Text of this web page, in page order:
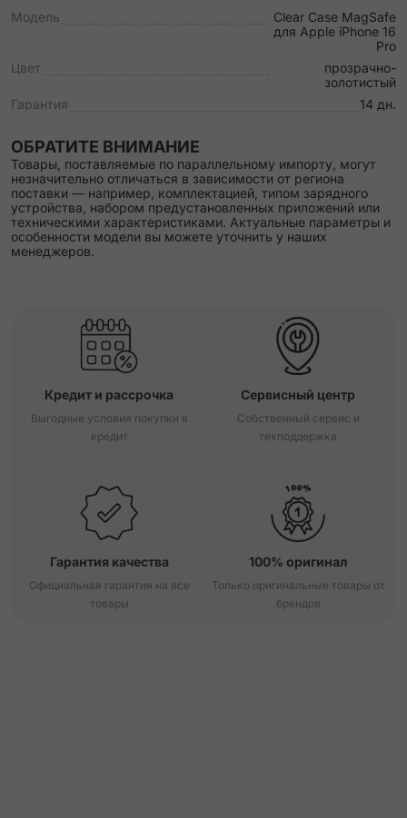
Модель
Clear Case MagSafe
для Apple iPhone 16
Pro
Цвет
прозрачно-
золотистый
Гарантия
14 дн.
ОБРАТИТЕ ВНИМАНИЕ
Товары, поставляемые по параллельному импорту, могут
незначительно отличаться в зависимости от региона
поставки — например, комплектацией, типом зарядного
устройства, набором предустановленных приложений или
техническими характеристиками. Актуальные параметры и
особенности модели вы можете уточнить у наших
менеджеров.
Кредит и рассрочка
Выгодные условия покупки в
кредит
Сервисный центр
Собственный сервис и
техподдержка
Гарантия качества
Официальная гарантия на все
товары
100% оригинал
Только оригинальные товары от
брендов